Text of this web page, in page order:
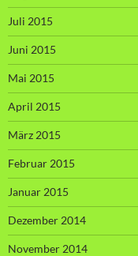
Juli 2015
Juni 2015
Mai 2015
April 2015
März 2015
Februar 2015
Januar 2015
Dezember 2014
November 2014